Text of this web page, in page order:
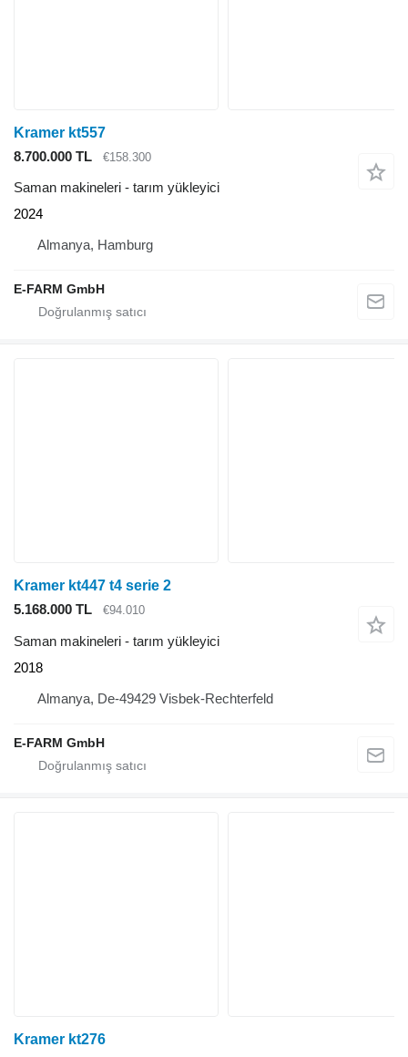
Kramer kt557
8.700.000 TL
€158.300
Saman makineleri - tarım yükleyici
2024
Almanya, Hamburg
E-FARM GmbH
Kramer kt447 t4 serie 2
5.168.000 TL
€94.010
Saman makineleri - tarım yükleyici
2018
Almanya, De-49429 Visbek-Rechterfeld
E-FARM GmbH
Kramer kt276